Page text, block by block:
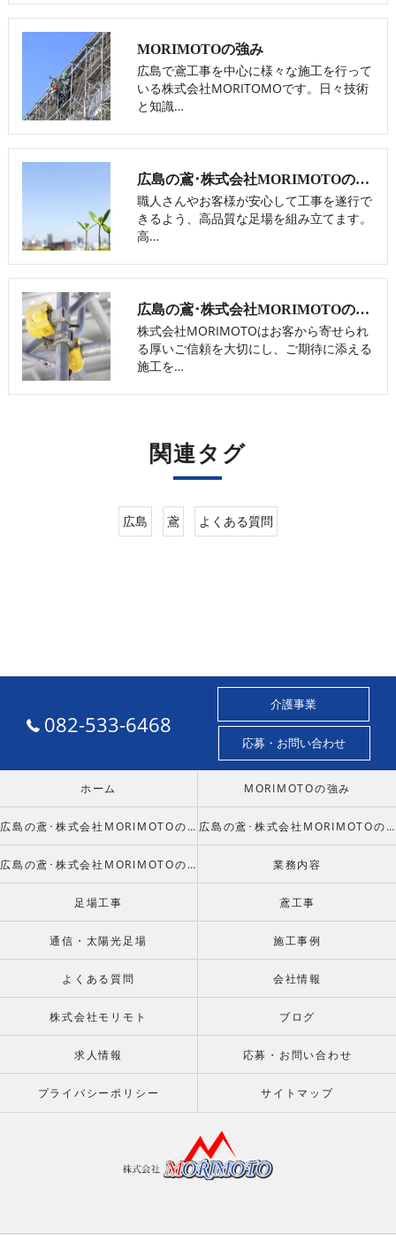
MORIMOTOの強み
広島で鳶工事を中心に様々な施工を行って
いる株式会社MORITOMOです。日々技術
と知識…
広島の鳶･株式会社MORIMOTOの口コミ情報
職人さんやお客様が安心して工事を遂行で
きるよう、高品質な足場を組み立てます。
高…
広島の鳶･株式会社MORIMOTOの評判
株式会社MORIMOTOはお客から寄せられ
る厚いご信頼を大切にし、ご期待に添える
施工を…
関連タグ
広島 鳶 よくある質問
082-533-6468
介護事業
応募・お問い合わせ
ホーム MORIMOTOの強み
広島の鳶･株式会社MORIMOTOの口コミ情報 広島の鳶･株式会社MORIMOTOの評判
広島の鳶･株式会社MORIMOTOのお客様の声 業務内容
足場工事 鳶工事
通信・太陽光足場 施工事例
よくある質問 会社情報
株式会社モリモト ブログ
求人情報 応募・お問い合わせ
プライバシーポリシー サイトマップ